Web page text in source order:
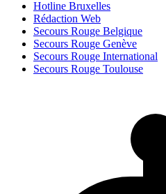
Hotline Bruxelles
Rédaction Web
Secours Rouge Belgique
Secours Rouge Genève
Secours Rouge International
Secours Rouge Toulouse